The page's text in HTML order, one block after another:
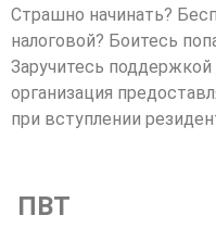
Страшно начинать?
налоговой? Боитесь
Заручитесь
организация
при вступлении
ПВТ